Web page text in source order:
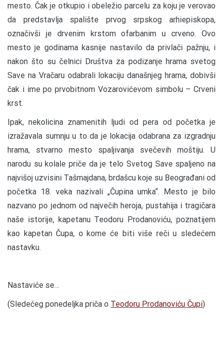
mesto. Čak je otkupio i obeležio parcelu za koju je verovao
da predstavlja spalište prvog srpskog arhiepiskopa,
označivši je drvenim krstom ofarbanim u crveno. Ovo
mesto je godinama kasnije nastavilo da privlači pažnju, i
nakon što su čelnici Društva za podizanje hrama svetog
Save na Vračaru odabrali lokaciju današnjeg hrama, dobivši
čak i ime po prvobitnom Vozarovićevom simbolu – Crveni
krst.
Ipak, nekolicina znamenitih ljudi od pera od početka je
izražavala sumnju u to da je lokacija odabrana za izgradnju
hrama, stvarno mesto spaljivanja svečevih moštiju. U
narodu su kolale priče da je telo Svetog Save spaljeno na
najvišoj uzvisini Tašmajdana, brdašcu koje su Beograđani od
početka 18. veka nazivali „Čupina umka“. Mesto je bilo
nazvano po jednom od največih heroja, pustahija i tragičara
naše istorije, kapetanu Teodoru Prodanoviću, poznatijem
kao kapetan Čupa, o kome će biti više reči u sledećem
nastavku.
Nastaviće se…
(Sledećeg ponedeljka priča o Teodoru Prodanoviću Čupi)